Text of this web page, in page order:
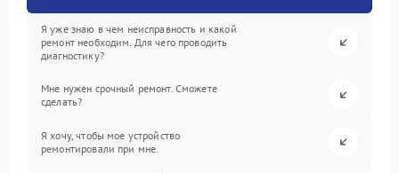
Я уже знаю в чем неисправность и какой
ремонт необходим. Для чего проводить
диагностику?
Мне нужен срочный ремонт. Сможете
сделать?
Я хочу, чтобы мое устройство
ремонтировали при мне.